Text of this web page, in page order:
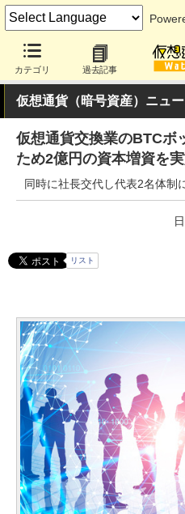
カテゴリ 過去記事
仮想通貨（暗号資産）ニュ
仮想通貨交換業のBTCボ
ため2億円の資本増資を
同時に社長交代し代表2名体制
リスト